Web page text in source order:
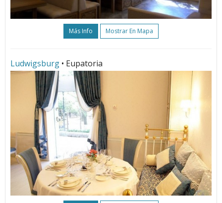
Más Info Mostrar En Mapa
Ludwigsburg • Eupatoria